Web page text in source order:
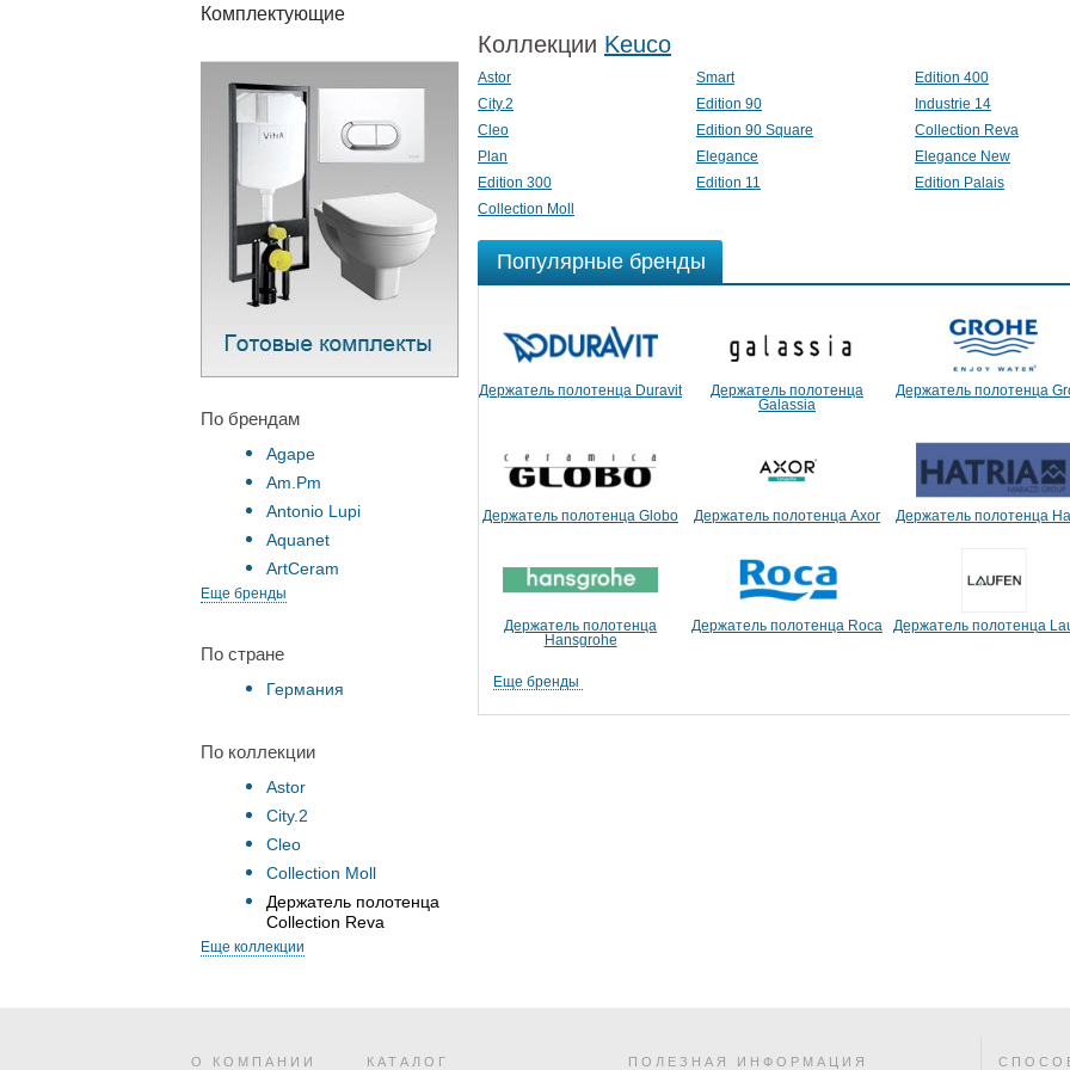
Комплектующие
По брендам
Agape
Am.Pm
Antonio Lupi
Aquanet
ArtCeram
Еще бренды
По стране
Германия
По коллекции
Astor
City.2
Cleo
Collection Moll
Держатель полотенца
Collection Reva
Еще коллекции
Коллекции Keuco
Astor Smart
Edition 400
City.2
Edition 90
Industrie 14
Cleo
Edition 90 Square
Collection Reva
Plan
Elegance
Elegance New
Edition 300
Edition 11
Edition Palais
Collection Moll
Популярные бренды
Держатель полотенца Duravit
Держатель полотенца
Galassia
Держатель полотенца
Держатель полотенца Globo Держатель полотенца Axor Держатель полотенца
Держатель полотенца
Hansgrohe
Держатель полотенца Roca Держатель полотенца
Еще бренды
О КОМПАНИИ КАТАЛОГ ПОЛЕЗНАЯ ИНФОРМАЦИЯ